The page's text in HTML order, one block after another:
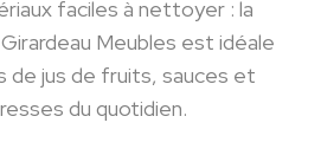
faciles à nettoyer : la
Girardeau Meubles est idéale
de jus de fruits, sauces et
du quotidien.